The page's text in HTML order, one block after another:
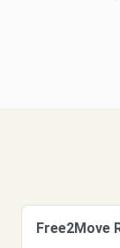
Free2Move